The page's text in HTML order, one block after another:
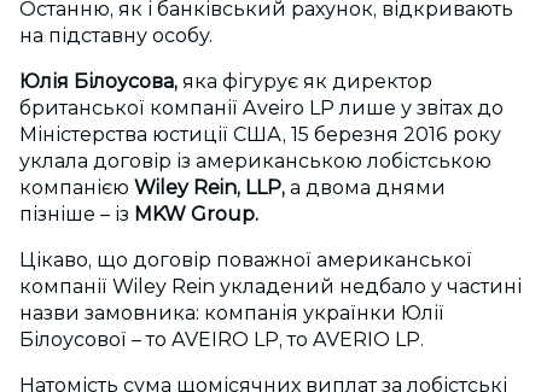
Останню, як і банківський рахунок, відкривають
на підставну особу.
Юлія Білоусова, яка фігурує як директор
британської компанії Aveiro LP лише у звітах до
Міністерства юстиції США, 15 березня 2016 року
уклала договір із американською лобістською
компанією Wiley Rein, LLP, а двома днями
пізніше – із MKW Group.
Цікаво, що договір поважної американської
компанії Wiley Rein укладений недбало у частині
назви замовника: компанія українки Юлії
Білоусової – то AVEIRO LP, то AVERIO LP.
Натомість сума щомісячних виплат за лобістські